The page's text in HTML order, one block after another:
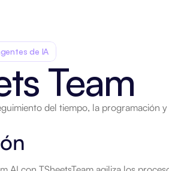
de IA
Team
del tiempo, la programación